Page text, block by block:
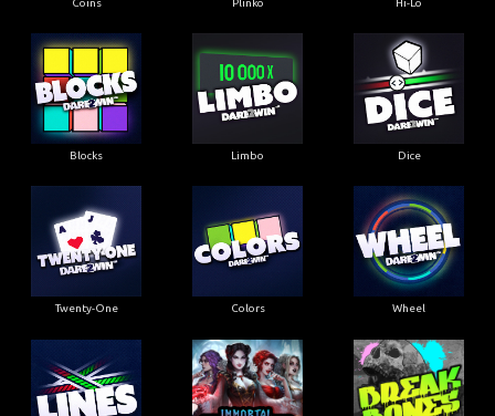
Coins Plinko Hi-Lo
Blocks Limbo Dice
Twenty-One Colors Wheel